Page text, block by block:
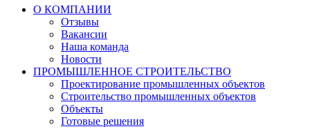
О КОМПАНИИ
Отзывы
Вакансии
Наша команда
Новости
ПРОМЫШЛЕННОЕ СТРОИТЕЛЬСТВО
Проектирование промышленных объектов
Строительство промышленных объектов
Объекты
Готовые решения